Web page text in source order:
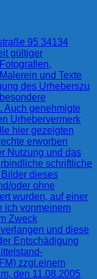
95 34134
gültiger
und Texte
des Urheberszu
Auch genehmigte
Urhebervermerk
hier gezeigten
erworben
Nutzung und das
schriftliche
dieses
oder ohne
wurden, auf einer
ich vonmeinem
Zweck
und diese
Entschädigung
zzgl.einem
den 11.08.2005